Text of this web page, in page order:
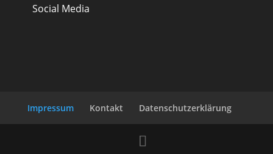
Social Media
Impressum Kontakt Datenschutzerklärung